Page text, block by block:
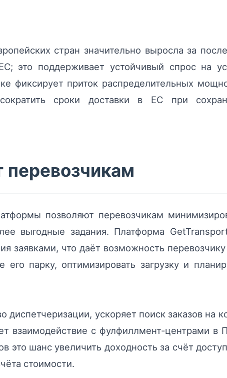
стран значительно выросла за
это поддерживает устойчивый спрос на
фиксирует приток распределительных
сроки доставки в ЕС при
перевозчикам
позволяют перевозчикам
выгодные задания. Платформа
заявками, что даёт возможность перевозчику
парку, оптимизировать загрузку и
диспетчеризации, ускоряет поиск заказов на
взаимодействие с фулфиллмент‑центрами в
это шанс увеличить доходность за счёт
стоимости.